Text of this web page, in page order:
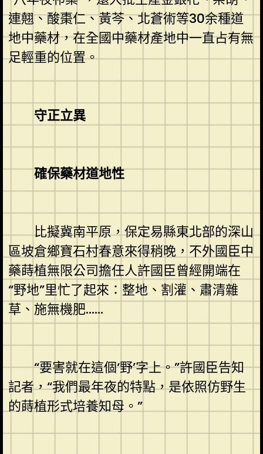
連翹、酸棗仁、黃芩、北蒼術等30余種道
地中藥材，在全國中藥材產地中一直占有無
足輕重的位置。
守正立異
確保藥材道地性
比擬冀南平原，保定易縣東北部的深山
區坡倉鄉寶石村春意來得稍晚，不外國臣中
藥蒔植無限公司擔任人許國臣曾經開端在
“野地”里忙了起來：整地、割灌、肅清雜
草、施無機肥……
“要害就在這個‘野’字上。”許國臣告知
記者，“我們最年夜的特點，是依照仿野生
的蒔植形式培養知母。”